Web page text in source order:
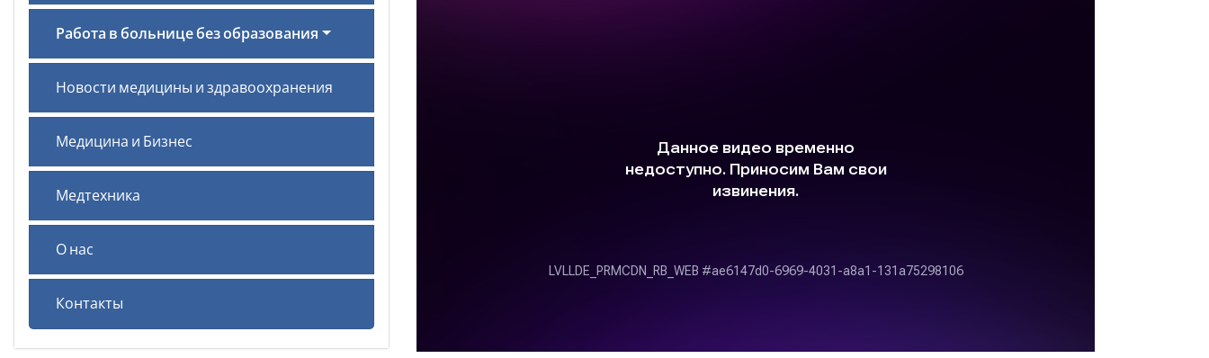
Работа в больнице без образования
Новости медицины и здравоохранения
Медицина и Бизнес
Медтехника
О нас
Контакты